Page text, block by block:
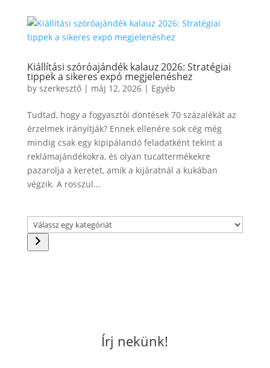
Kiállítási szóróajándék kalauz 2026: Stratégiai
tippek a sikeres expó megjelenéshez
by szerkesztő| máj 12, 2026| Egyéb
Tudtad, hogy a fogyasztói döntések 70 százalékát az
érzelmek irányítják? Ennek ellenére sok cég még
mindig csak egy kipipálandó feladatként tekint a
reklámajándékokra, és olyan tucattermékekre
pazarolja a keretet, amik a kijáratnál a kukában
végzik. A rosszul...
Válassz
egy
kategóriát
Írj nekünk!